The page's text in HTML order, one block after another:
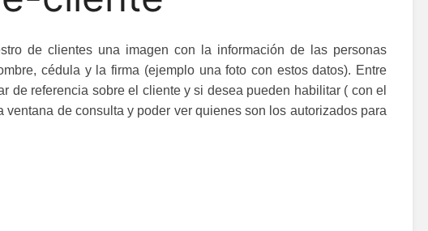
de clientes una imagen con la información de las personas
cédula y la firma (ejemplo una foto con estos datos). Entre
de referencia sobre el cliente y si desea pueden habilitar ( con el
de consulta y poder ver quienes son los autorizados para